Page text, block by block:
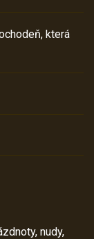
která
nudy,